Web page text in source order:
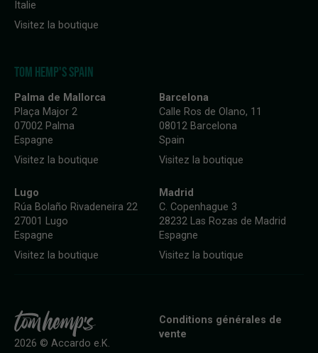
Italie
Visitez la boutique
TOM HEMP'S SPAIN
Palma de Mallorca
Plaça Major 2
07002 Palma
Espagne
Visitez la boutique
Barcelona
Calle Ros de Olano, 11
08012 Barcelona
Spain
Visitez la boutique
Lugo
Rúa Bolaño Rivadeneira 22
27001 Lugo
Espagne
Visitez la boutique
Madrid
C. Copenhague 3
28232 Las Rozas de Madrid
Espagne
Visitez la boutique
Conditions générales de
vente
2026 © Accardo e.K.